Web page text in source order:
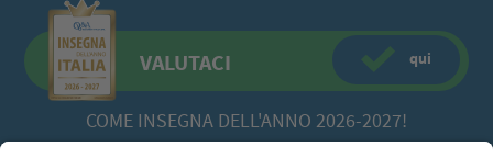
VALUTACI
COME INSEGNA DELL'ANNO 2026-2027!
qui